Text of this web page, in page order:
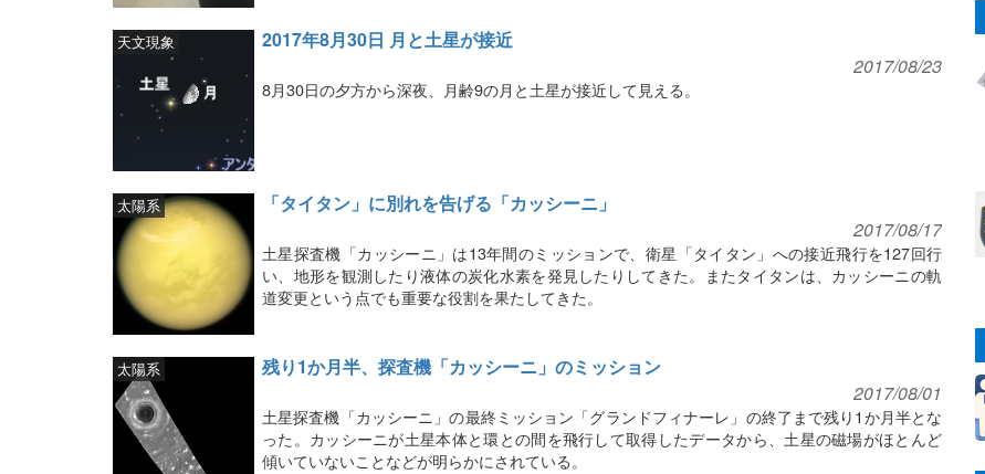
2017年8月30日 月と土星が接近
天文現象
2017/08/23
8月30日の夕方から深夜、月齢9の月と土星が接近して見える。
「タイタン」に別れを告げる「カッシーニ」
太陽系
2017/08/17
土星探査機「カッシーニ」は13年間のミッションで、衛星「タイタン」への接近飛行を127回行
い、地形を観測したり液体の炭化水素を発見したりしてきた。またタイタンは、カッシーニの軌
道変更という点でも重要な役割を果たしてきた。
残り1か月半、探査機「カッシーニ」のミッション
太陽系
2017/08/01
土星探査機「カッシーニ」の最終ミッション「グランドフィナーレ」の終了まで残り1か月半とな
った。カッシーニが土星本体と環との間を飛行して取得したデータから、土星の磁場がほとんど
傾いていないことなどが明らかにされている。